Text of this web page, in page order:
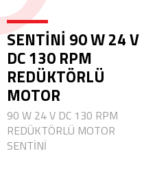
SENTİNİ 90 W 24 V
DC 130 RPM
REDÜKTÖRLÜ
MOTOR
90 W 24 V DC 130 RPM
REDÜKTÖRLÜ MOTOR
SENTİNİ